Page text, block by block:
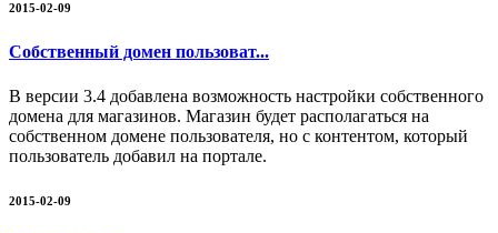
2015-02-09
Собственный домен пользоват...
В версии 3.4 добавлена возможность настройки собственного
домена для магазинов. Магазин будет располагаться на
собственном домене пользователя, но с контентом, который
пользователь добавил на портале.
2015-02-09